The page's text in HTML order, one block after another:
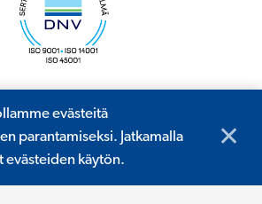
evästeitä
parantamiseksi. Jatkamalla
evästeiden käytön.
✕